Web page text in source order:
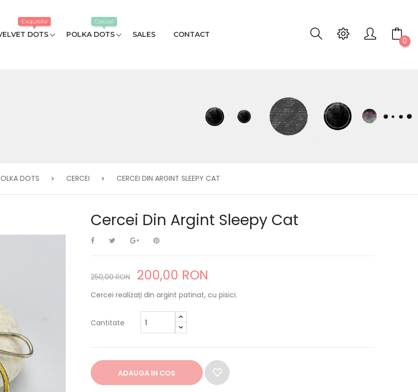
DOTS
Exquisite
POLKA DOTS
Casual
SALES CONTACT
0
DOTS CERCEI CERCEI DIN ARGINT SLEEPY CAT
Cercei Din Argint Sleepy Cat
250,00 RON 200,00 RON
Cercei realizați din argint patinat, cu pisici.
Cantitate
ADAUGA IN COS